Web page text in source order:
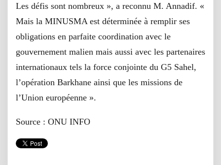
Les défis sont nombreux », a reconnu M. Annadif. «
Mais la MINUSMA est déterminée à remplir ses
obligations en parfaite coordination avec le
gouvernement malien mais aussi avec les partenaires
internationaux tels la force conjointe du G5 Sahel,
l’opération Barkhane ainsi que les missions de
l’Union européenne ».
Source : ONU INFO